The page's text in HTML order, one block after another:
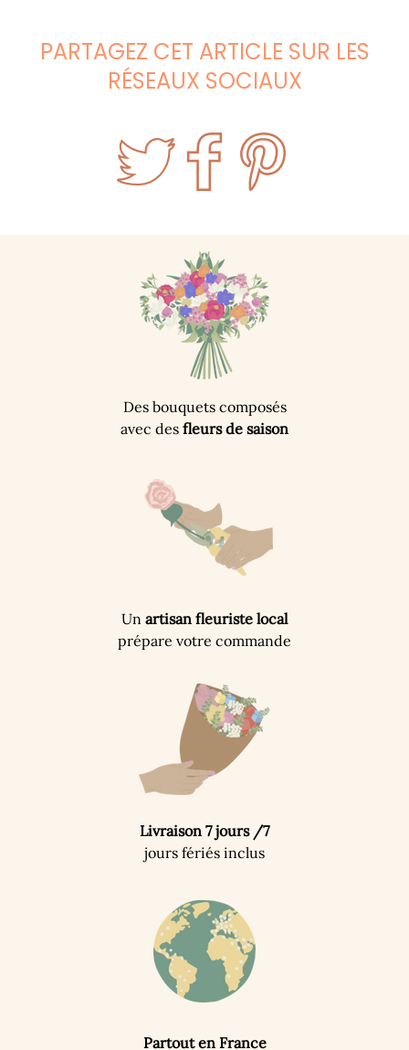
PARTAGEZ CET ARTICLE SUR LES
RÉSEAUX SOCIAUX
Des bouquets composés
avec des fleurs de saison
Un artisan fleuriste local
prépare votre commande
Livraison 7 jours /7
jours fériés inclus
Partout en France